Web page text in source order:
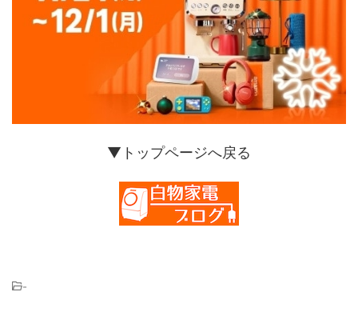
▼トップページへ戻る
-